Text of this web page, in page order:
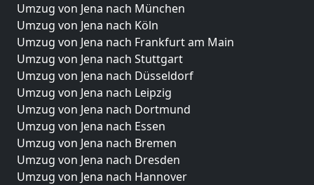
Umzug von Jena nach München
Umzug von Jena nach Köln
Umzug von Jena nach Frankfurt am Main
Umzug von Jena nach Stuttgart
Umzug von Jena nach Düsseldorf
Umzug von Jena nach Leipzig
Umzug von Jena nach Dortmund
Umzug von Jena nach Essen
Umzug von Jena nach Bremen
Umzug von Jena nach Dresden
Umzug von Jena nach Hannover